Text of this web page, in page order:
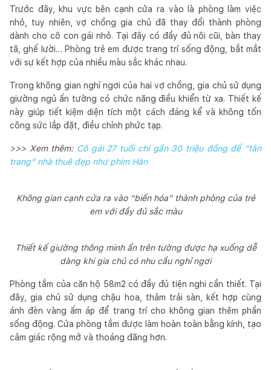
Trước đây, khu vực bên cạnh cửa ra vào là phòng làm việc
nhỏ, tuy nhiên, vợ chồng gia chủ đã thay đổi thành phòng
dành cho cô con gái nhỏ. Tại đây có đầy đủ nôi cũi, bàn thay
tã, ghế lười… Phòng trẻ em được trang trí sống động, bắt mắt
với sự kết hợp của nhiều màu sắc khác nhau.
Trong không gian nghỉ ngơi của hai vợ chồng, gia chủ sử dụng
giường ngủ ẩn tường có chức năng điều khiển từ xa. Thiết kế
này giúp tiết kiệm diện tích một cách đáng kể và không tốn
công sức lắp đặt, điều chỉnh phức tạp.
>>> Xem thêm: Cô gái 27 tuổi chi gần 30 triệu đồng để “tân
trang” nhà thuê đẹp như phim Hàn
Không gian cạnh cửa ra vào “biến hóa” thành phòng của trẻ
em với đầy đủ sắc màu
Thiết kế giường thông minh ẩn trên tường được hạ xuống dễ
dàng khi gia chủ có nhu cầu nghỉ ngơi
Phòng tắm của căn hộ 58m2 có đầy đủ tiện nghi cần thiết. Tại
đây, gia chủ sử dụng chậu hoa, thảm trải sàn, kết hợp cùng
ánh đèn vàng ấm áp để trang trí cho không gian thêm phần
sống động. Cửa phòng tắm được làm hoàn toàn bằng kính, tạo
cảm giác rộng mở và thoáng đãng hơn.